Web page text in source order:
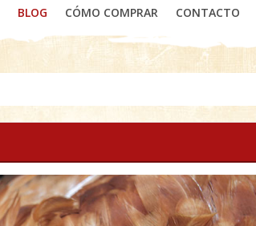
BLOG CÓMO COMPRAR CONTACTO